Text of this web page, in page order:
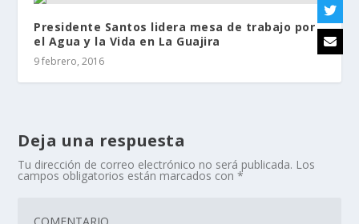
Presidente Santos lidera mesa de trabajo por
el Agua y la Vida en La Guajira
9 febrero, 2016
Deja una respuesta
Tu dirección de correo electrónico no será publicada. Los
campos obligatorios están marcados con*